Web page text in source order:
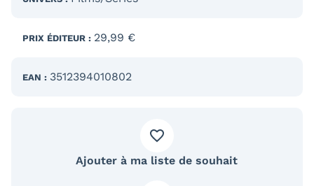
PRIX ÉDITEUR : 29,99 €
EAN : 3512394010802
Ajouter à ma liste de souhait